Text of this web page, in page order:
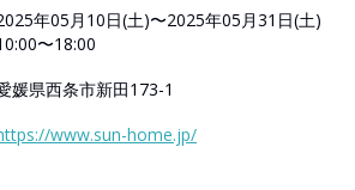
年05月10日(土)〜2025年05月31日(土)
〜18:00
媛県西条市新田173-1
www.sun-home.jp/